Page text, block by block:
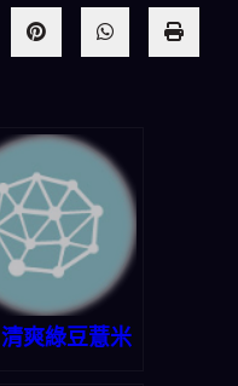
爽綠豆薏米